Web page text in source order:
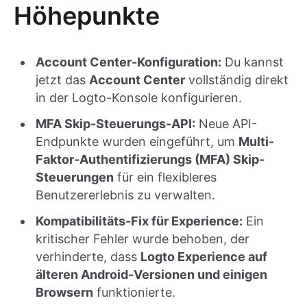
Höhepunkte
Account Center-Konfiguration: Du kannst
jetzt das Account Center vollständig direkt
in der Logto-Konsole konfigurieren.
MFA Skip-Steuerungs-API: Neue API-
Endpunkte wurden eingeführt, um Multi-
Faktor-Authentifizierungs (MFA) Skip-
Steuerungen für ein flexibleres
Benutzererlebnis zu verwalten.
Kompatibilitäts-Fix für Experience: Ein
kritischer Fehler wurde behoben, der
verhinderte, dass Logto Experience auf
älteren Android-Versionen und einigen
Browsern funktionierte.